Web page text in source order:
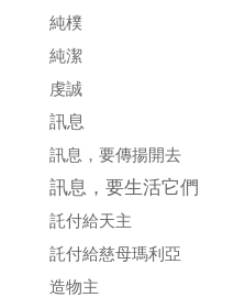
純樸
純潔
虔誠
訊息
訊息，要傳揚開去
訊息，要生活它們
託付給天主
託付給慈母瑪利亞
造物主